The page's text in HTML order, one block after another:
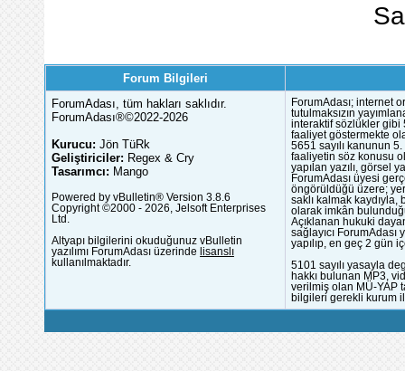
Forum Bilgileri
ForumAdası, tüm hakları saklıdır.
ForumAdası®©2022-2026
Kurucu: Jön TüRk
Geliştiriciler: Regex & Cry
Tasarımcı: Mango
Powered by vBulletin® Version 3.8.6
Copyright ©2000 - 2026, Jelsoft Enterprises
Ltd.
Altyapı bilgilerini okuduğunuz vBulletin
yazılımı ForumAdası üzerinde lisanslı
kullanılmaktadır.
ForumAdası; internet
tutulmaksızın
interaktif sözlükler gibi
faaliyet göstermekte
5651 sayılı kanunun
faaliyetin söz konusu
yapılan yazılı, görsel
ForumAdası üyesi
öngörüldüğü üzere;
saklı kalmak
olarak imkân
Açıklanan hukuki
sağlayıcı
yapılıp, en geç 2 gün
5101 sayılı yasayla
hakkı bulunan MP3,
verilmiş olan MÜ-YAP
bilgileri gerekli kurum